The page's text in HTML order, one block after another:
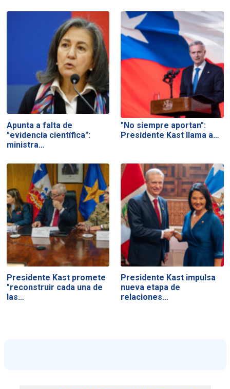
Apunta a falta de
"evidencia científica":
ministra…
"No siempre aportan":
Presidente Kast llama a…
Presidente Kast promete
"reconstruir cada una de
las…
Presidente Kast impulsa
nueva etapa de
relaciones…